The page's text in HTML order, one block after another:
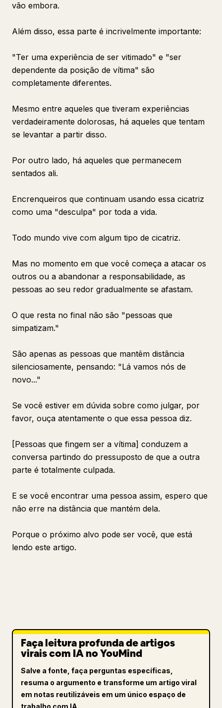
vão embora.
Além disso, essa parte é incrivelmente importante:
"Ter uma experiência de ser vitimado" e "ser
dependente da posição de vítima" são
completamente diferentes.
Mesmo entre aqueles que tiveram experiências
verdadeiramente dolorosas, há aqueles que tentam
se levantar a partir disso.
Por outro lado, há aqueles que permanecem
sentados ali.
Encrenqueiros que continuam usando essa cicatriz
como uma "desculpa" por toda a vida.
Todo mundo vive com algum tipo de cicatriz.
Mas no momento em que você começa a atacar os
outros ou a abandonar a responsabilidade, as
pessoas ao seu redor gradualmente se afastam.
O que resta no final não são "pessoas que
simpatizam."
São apenas as pessoas que mantêm distância
silenciosamente, pensando: "Lá vamos nós de
novo..."
Se você estiver em dúvida sobre como julgar, por
favor, ouça atentamente o que essa pessoa diz.
[Pessoas que fingem ser a vítima] conduzem a
conversa partindo do pressuposto de que a outra
parte é totalmente culpada.
E se você encontrar uma pessoa assim, espero que
não erre na distância que mantém dela.
Porque o próximo alvo pode ser você, que está
lendo este artigo.
Faça leitura profunda de artigos
virais com IA no YouMind
Salve a fonte, faça perguntas específicas,
resuma o argumento e transforme um artigo viral
em notas reutilizáveis em um único espaço de
trabalho com IA.